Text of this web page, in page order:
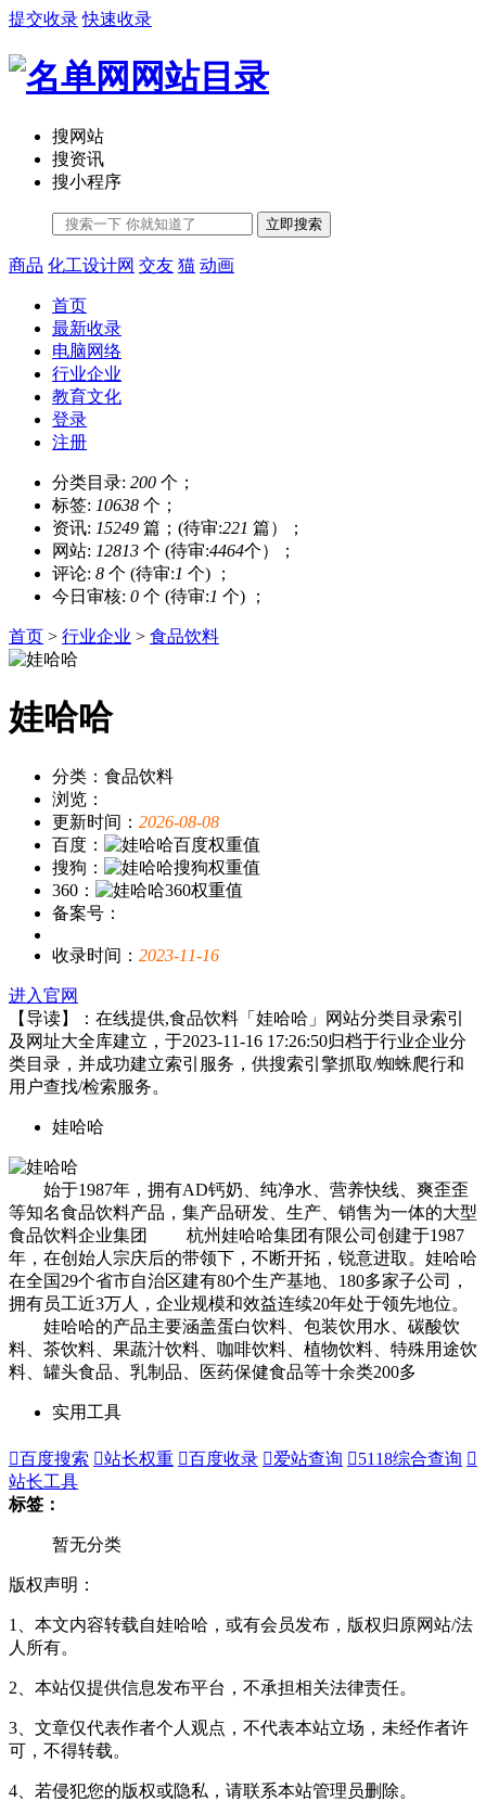
提交收录 快速收录
搜网站
搜资讯
搜小程序
立即搜索
商品 化工设计网 交友 猫 动画
首页
最新收录
电脑网络
行业企业
教育文化
登录
注册
分类目录: 200 个；
标签: 10638 个；
资讯: 15249 篇；(待审:221 篇）；
网站: 12813 个 (待审:4464个）；
评论: 8 个 (待审:1 个) ；
今日审核: 0 个 (待审:1 个) ；
首页 > 行业企业 > 食品饮料
娃哈哈
分类：食品饮料
浏览：
更新时间： 2026-08-08
百度：
搜狗：
360：
备案号：
收录时间： 2023-11-16
进入官网
【导读】：在线提供,食品饮料「娃哈哈」网站分类目录索引
及网址大全库建立，于2023-11-16 17:26:50归档于行业企业分
类目录，并成功建立索引服务，供搜索引擎抓取/蜘蛛爬行和
用户查找/检索服务。
娃哈哈
始于1987年，拥有AD钙奶、纯净水、营养快线、爽歪歪
等知名食品饮料产品，集产品研发、生产、销售为一体的大型
食品饮料企业集团 杭州娃哈哈集团有限公司创建于1987
年，在创始人宗庆后的带领下，不断开拓，锐意进取。娃哈哈
在全国29个省市自治区建有80个生产基地、180多家子公司，
拥有员工近3万人，企业规模和效益连续20年处于领先地位。
娃哈哈的产品主要涵盖蛋白饮料、包装饮用水、碳酸饮
料、茶饮料、果蔬汁饮料、咖啡饮料、植物饮料、特殊用途饮
料、罐头食品、乳制品、医药保健食品等十余类200多
实用工具
百度搜索 站长权重 百度收录 爱站查询 5118综合查询 
站长工具
标签：
暂无分类
版权声明：
1、本文内容转载自娃哈哈，或有会员发布，版权归原网站/法
人所有。
2、本站仅提供信息发布平台，不承担相关法律责任。
3、文章仅代表作者个人观点，不代表本站立场，未经作者许
可，不得转载。
4、若侵犯您的版权或隐私，请联系本站管理员删除。